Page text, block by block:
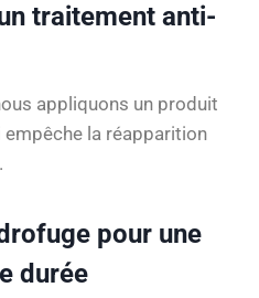
traitement anti-
appliquons un produit
la réapparition
pour une
durée